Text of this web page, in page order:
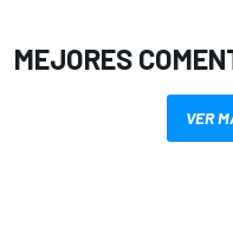
MEJORES
VER